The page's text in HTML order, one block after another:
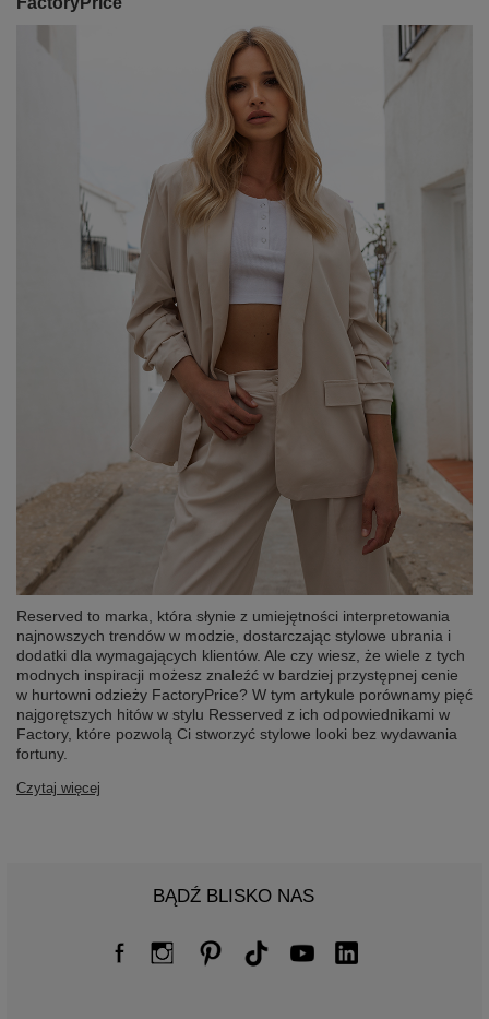
Reserved to marka, która słynie z umiejętności interpretowania
najnowszych trendów w modzie, dostarczając stylowe ubrania i
dodatki dla wymagających klientów. Ale czy wiesz, że wiele z tych
modnych inspiracji możesz znaleźć w bardziej przystępnej cenie
w hurtowni odzieży FactoryPrice? W tym artykule porównamy pięć
najgorętszych hitów w stylu Resserved z ich odpowiednikami w
Factory, które pozwolą Ci stworzyć stylowe looki bez wydawania
fortuny.
Czytaj więcej
BĄDŹ BLISKO NAS